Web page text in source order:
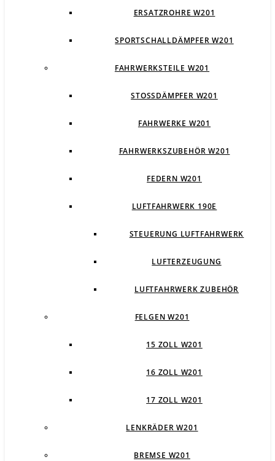
ERSATZROHRE W201
SPORTSCHALLDÄMPFER W201
FAHRWERKSTEILE W201
STOSSDÄMPFER W201
FAHRWERKE W201
FAHRWERKSZUBEHÖR W201
FEDERN W201
LUFTFAHRWERK 190E
STEUERUNG LUFTFAHRWERK
LUFTERZEUGUNG
LUFTFAHRWERK ZUBEHÖR
FELGEN W201
15 ZOLL W201
16 ZOLL W201
17 ZOLL W201
LENKRÄDER W201
BREMSE W201